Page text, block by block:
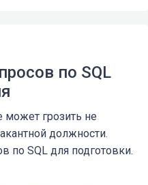
по SQL
может грозить не
должности.
по SQL для подготовки.